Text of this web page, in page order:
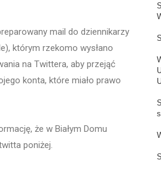
mail do dziennikarzy
którym rzekomo wysłano
na Twittera, aby przejąć
konta, które miało prawo
że w Białym Domu
poniżej.